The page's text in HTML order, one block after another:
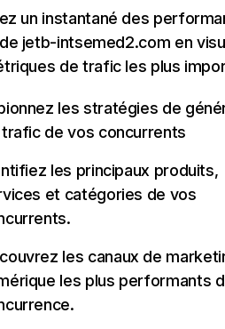
un instantané des
jetb-intsemed2.com en
de trafic les plus
les stratégies de
de vos concurrents
les principaux produits,
et catégories de vos
les canaux de
les plus performants